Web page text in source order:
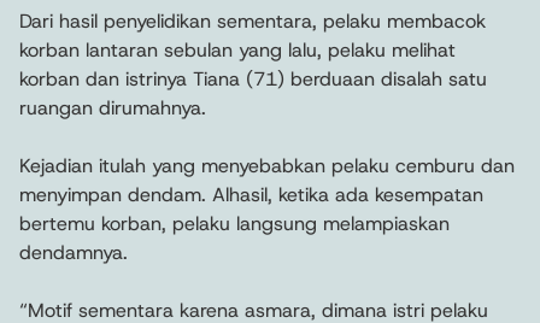
Dari hasil penyelidikan sementara, pelaku membacok
korban lantaran sebulan yang lalu, pelaku melihat
korban dan istrinya Tiana (71) berduaan disalah satu
ruangan dirumahnya.
Kejadian itulah yang menyebabkan pelaku cemburu dan
menyimpan dendam. Alhasil, ketika ada kesempatan
bertemu korban, pelaku langsung melampiaskan
dendamnya.
“Motif sementara karena asmara, dimana istri pelaku